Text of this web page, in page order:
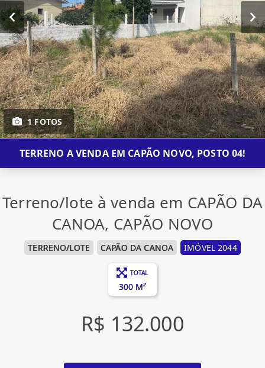
1 FOTOS
TERRENO A VENDA EM CAPÃO NOVO, POSTO 04!
Terreno/lote à venda em CAPÃO DA
CANOA, CAPÃO NOVO
TERRENO/LOTE CAPÃO DA CANOA IMÓVEL 2044
TOTAL
300 M²
R$ 132.000